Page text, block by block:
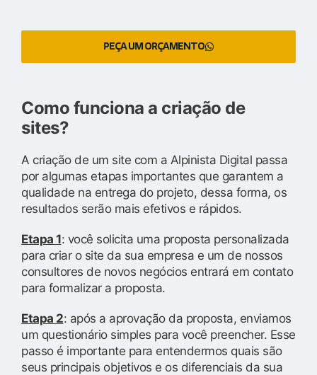
PEÇA UM ORÇAMENTO
Como funciona a criação de
sites?
A criação de um site com a Alpinista Digital passa
por algumas etapas importantes que garantem a
qualidade na entrega do projeto, dessa forma, os
resultados serão mais efetivos e rápidos.
Etapa 1: você solicita uma proposta personalizada
para criar o site da sua empresa e um de nossos
consultores de novos negócios entrará em contato
para formalizar a proposta.
Etapa 2: após a aprovação da proposta, enviamos
um questionário simples para você preencher. Esse
passo é importante para entendermos quais são
seus principais objetivos e os diferenciais da sua